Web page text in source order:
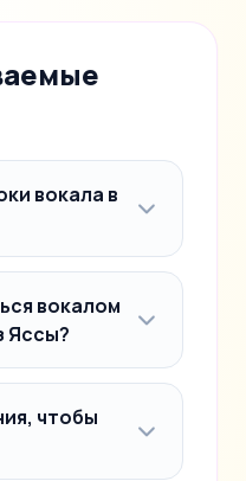
вокала в
вокалом
Яссы?
чтобы